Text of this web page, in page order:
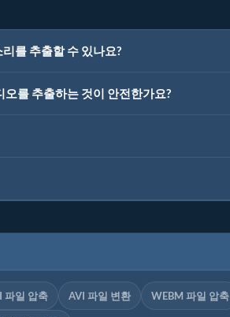
를 추출할 수 있나요?
를 추출하는 것이 안전한가요?
파일 압축 AVI 파일 변환 WEBM 파일 압축